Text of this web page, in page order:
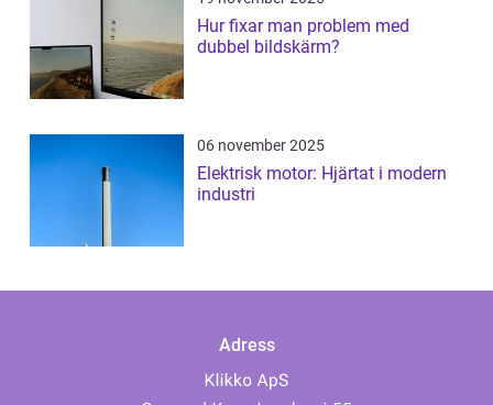
Hur fixar man problem med
dubbel bildskärm?
06 november 2025
Elektrisk motor: Hjärtat i modern
industri
Adress